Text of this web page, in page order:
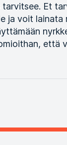
Et
ja voit lainata
että